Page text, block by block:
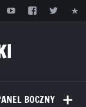
BOCZNY